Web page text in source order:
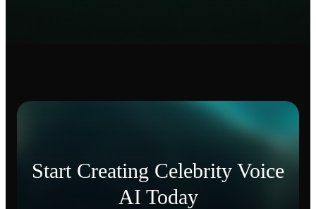
Start Creating Celebrity Voice
AI Today